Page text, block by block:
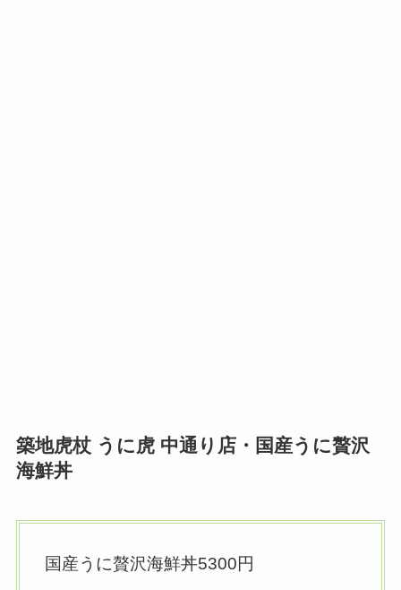
築地虎杖 うに虎 中通り店・国産うに贅沢
海鮮丼
国産うに贅沢海鮮丼5300円